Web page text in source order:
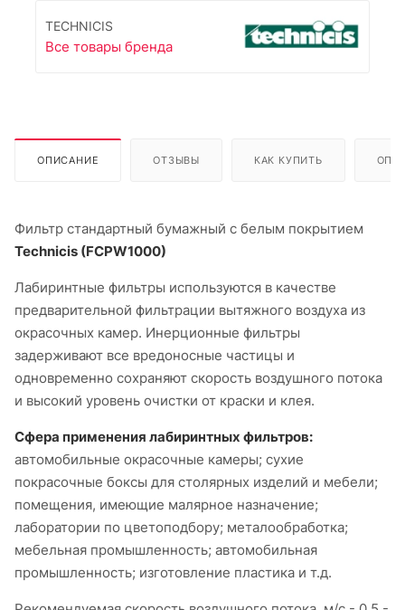
TECHNICIS
Все товары бренда
ОПИСАНИЕ ОТЗЫВЫ КАК КУПИТЬ
Фильтр стандартный бумажный с белым покрытием
Technicis (FCPW1000)
Лабиринтные фильтры используются в качестве
предварительной фильтрации вытяжного воздуха из
окрасочных камер. Инерционные фильтры
задерживают все вредоносные частицы и
одновременно сохраняют скорость воздушного потока
и высокий уровень очистки от краски и клея.
Сфера применения лабиринтных фильтров:
автомобильные окрасочные камеры; сухие
покрасочные боксы для столярных изделий и мебели;
помещения, имеющие малярное назначение;
лаборатории по цветоподбору; металообработка;
мебельная промышленность; автомобильная
промышленность; изготовление пластика и т.д.